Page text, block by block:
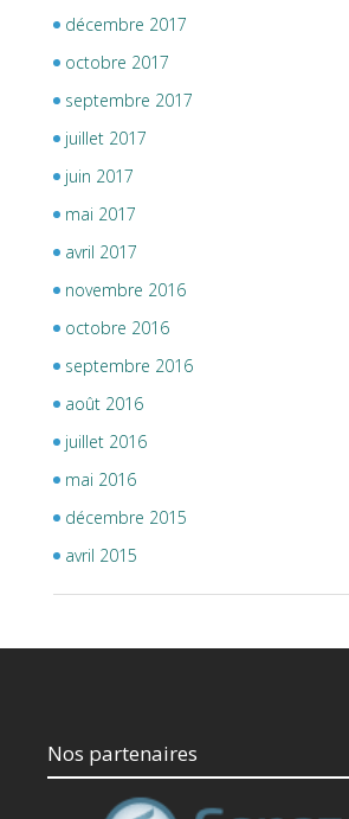
décembre 2017
octobre 2017
septembre 2017
juillet 2017
juin 2017
mai 2017
avril 2017
novembre 2016
octobre 2016
septembre 2016
août 2016
juillet 2016
mai 2016
décembre 2015
avril 2015
Nos partenaires